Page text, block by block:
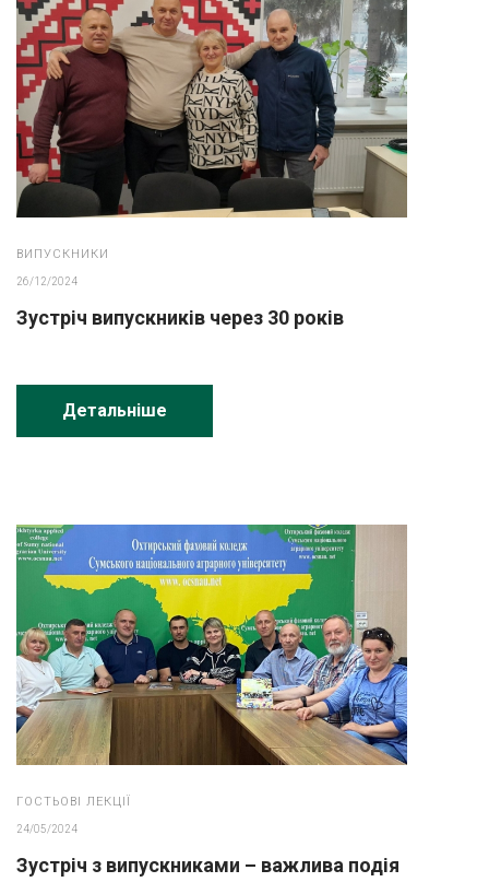
ВИПУСКНИКИ
26/12/2024
Зустріч випускників через 30 років
Детальніше
ГОСТЬОВІ ЛЕКЦІЇ
24/05/2024
Зустріч з випускниками – важлива подія